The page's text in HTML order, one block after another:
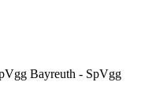
Bayreuth - SpVgg